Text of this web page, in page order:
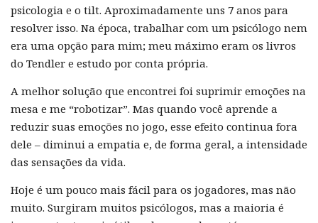
psicologia e o tilt. Aproximadamente uns 7 anos para
resolver isso. Na época, trabalhar com um psicólogo nem
era uma opção para mim; meu máximo eram os livros
do Tendler e estudo por conta própria.
A melhor solução que encontrei foi suprimir emoções na
mesa e me “robotizar”. Mas quando você aprende a
reduzir suas emoções no jogo, esse efeito continua fora
dele – diminui a empatia e, de forma geral, a intensidade
das sensações da vida.
Hoje é um pouco mais fácil para os jogadores, mas não
muito. Surgiram muitos psicólogos, mas a maioria é